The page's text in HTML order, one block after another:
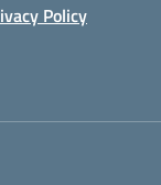
Policy